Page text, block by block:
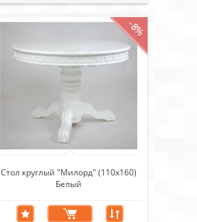
-8%
Стол круглый "Милорд" (110х160)
Белый